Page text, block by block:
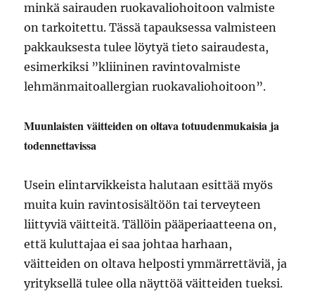
minkä sairauden ruokavaliohoitoon valmiste
on tarkoitettu. Tässä tapauksessa valmisteen
pakkauksesta tulee löytyä tieto sairaudesta,
esimerkiksi ”kliininen ravintovalmiste
lehmänmaitoallergian ruokavaliohoitoon”.
Muunlaisten väitteiden on oltava totuudenmukaisia ja
todennettavissa
Usein elintarvikkeista halutaan esittää myös
muita kuin ravintosisältöön tai terveyteen
liittyviä väitteitä. Tällöin pääperiaatteena on,
että kuluttajaa ei saa johtaa harhaan,
väitteiden on oltava helposti ymmärrettäviä, ja
yrityksellä tulee olla näyttöä väitteiden tueksi.